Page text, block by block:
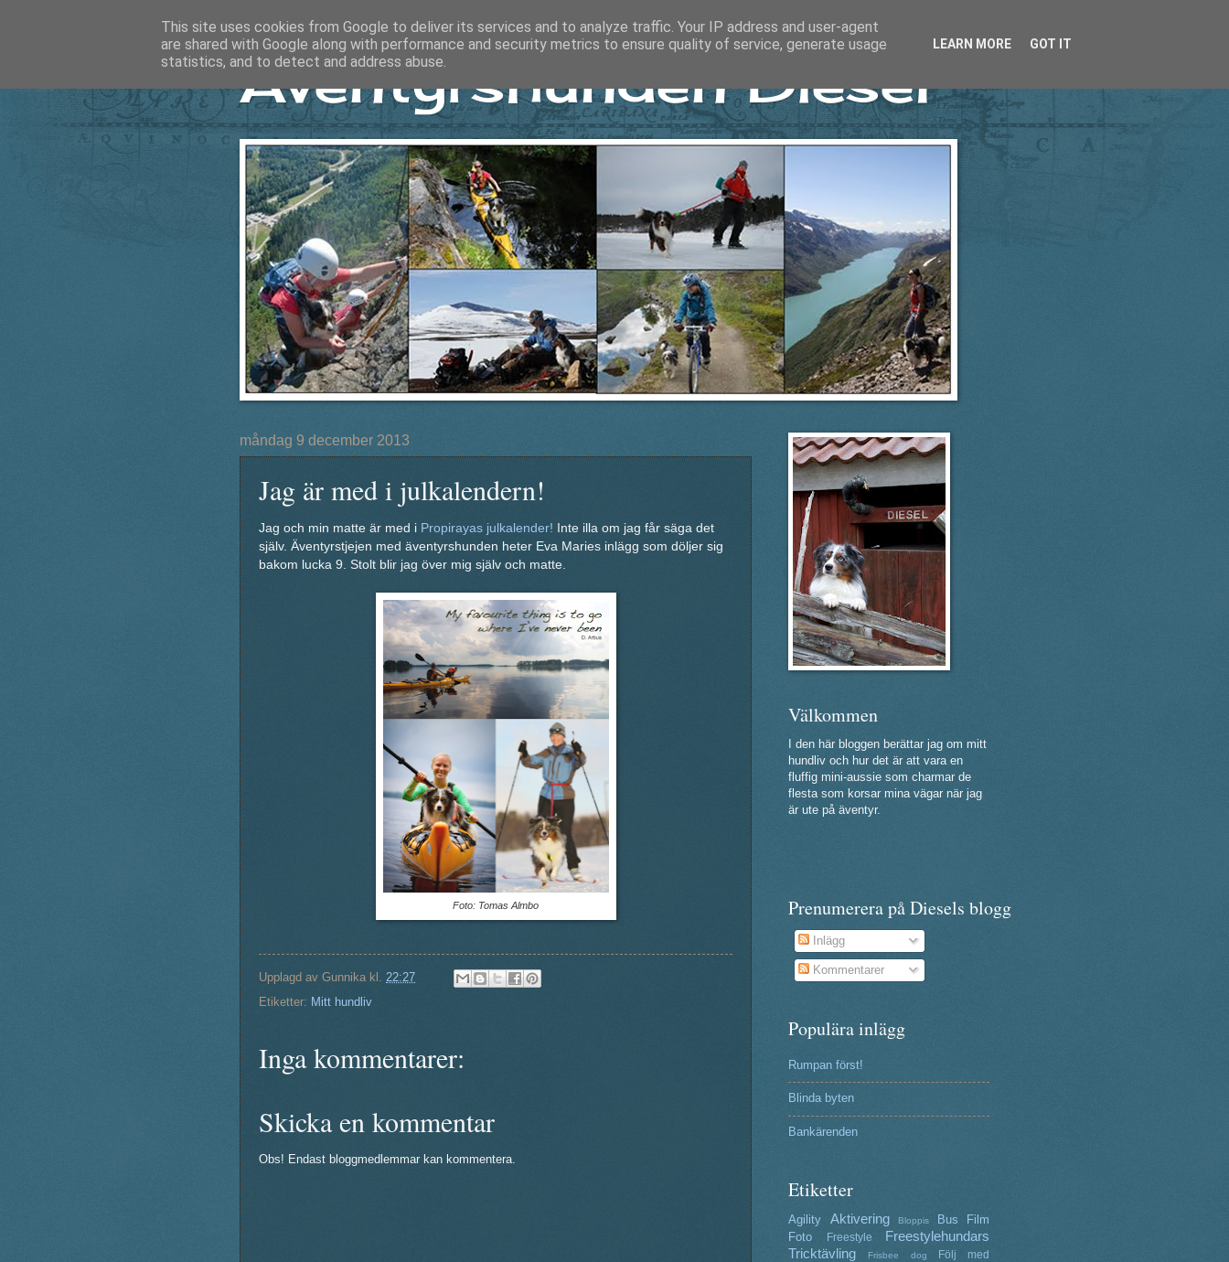
Äventyrshunden Diesel
måndag 9 december 2013
Jag är med i julkalendern!
Jag och min matte är med i Propirayas julkalender! Inte illa om jag får säga det
själv. Äventyrstjejen med äventyrshunden heter Eva Maries inlägg som döljer sig
bakom lucka 9. Stolt blir jag över mig själv och matte.
Foto: Tomas Almbo
Upplagd av Gunnika kl. 22:27
Etiketter: Mitt hundliv
Inga kommentarer:
Skicka en kommentar
Obs! Endast bloggmedlemmar kan kommentera.
Välkommen
I den här bloggen berättar jag om mitt
hundliv och hur det är att vara en
fluffig mini-aussie som charmar de
flesta som korsar mina vägar när jag
är ute på äventyr.
Prenumerera på Diesels blogg
Inlägg
Kommentarer
Populära inlägg
Rumpan först!
Blinda byten
Bankärenden
Etiketter
Agility Aktivering Bloppis Bus
Film
Foto
Freestyle
Freestylehundars
Tricktävling
Frisbee dog
Följ med
This site uses cookies from Google to deliver its services and to analyze traffic. Your IP address and user-agent
are shared with Google along with performance and security metrics to ensure quality of service, generate usage
statistics, and to detect and address abuse.
LEARN MORE GOT IT